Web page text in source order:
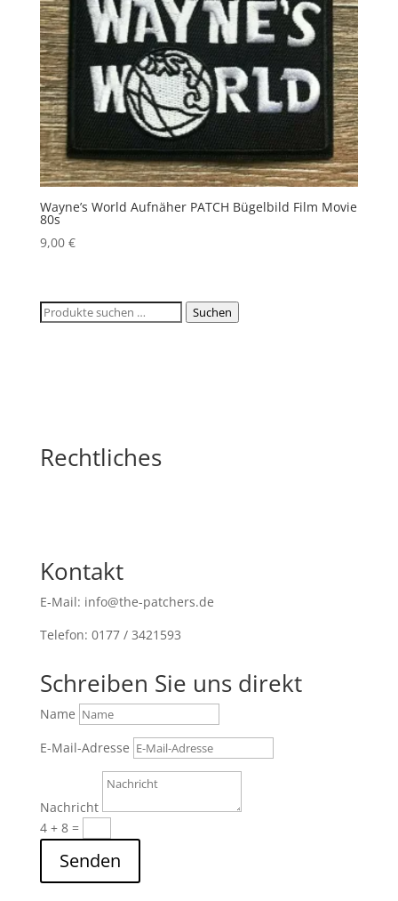
Wayne’s World Aufnäher PATCH Bügelbild Film Movie
80s
9,00 €
Suchen
Suchen
Rechtliches
Kontakt
E-Mail: info@the-patchers.de
Telefon: 0177 / 3421593
Schreiben Sie uns direkt
Name
E-Mail-Adresse
Nachricht
4 + 8=
Senden